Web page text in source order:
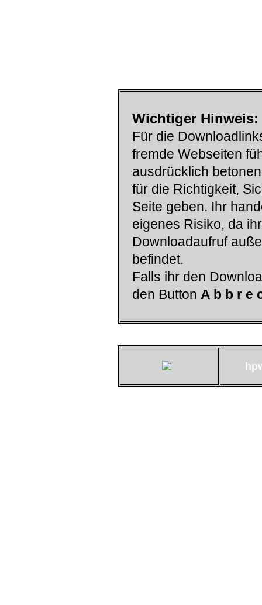
Wichtiger Hinweis:
Für die
fremde Webseiten
ausdrücklich
für die Richtigkeit,
Seite geben. Ihr
eigenes Risiko, da
Downloadaufruf
befindet.
Falls ihr den
den Button A b b r e